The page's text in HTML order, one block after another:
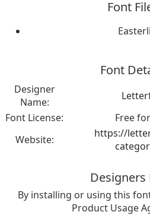
Font
Font
Designer
Name:
Font License:
Free
Website:
https://
Designers
By installing or using this
Product Usage